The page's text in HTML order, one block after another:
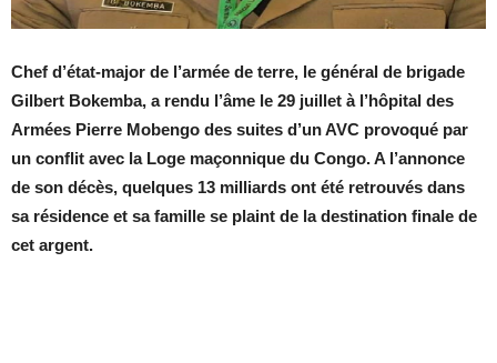
Chef d’état-major de l’armée de terre, le général de brigade
Gilbert Bokemba, a rendu l’âme le 29 juillet à l’hôpital des
Armées Pierre Mobengo des suites d’un AVC provoqué par
un conflit avec la Loge maçonnique du Congo. A l’annonce
de son décès, quelques 13 milliards ont été retrouvés dans
sa résidence et sa famille se plaint de la destination finale de
cet argent.